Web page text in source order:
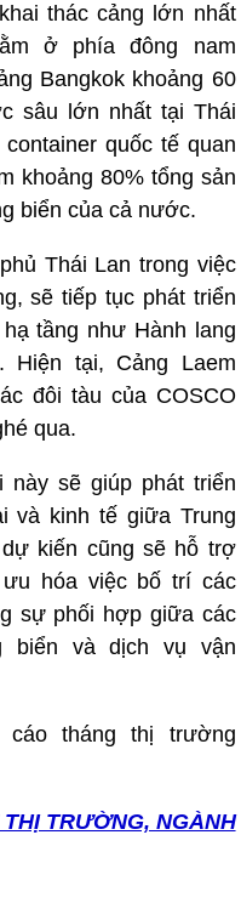
thác cảng lớn nhất
ở phía đông nam
Bangkok khoảng 60
sâu lớn nhất tại Thái
quốc tế quan
khoảng 80% tổng sản
biển của cả nước.
Thái Lan trong việc
sẽ tiếp tục phát triển
tầng như Hành lang
Hiện tại, Cảng Laem
đôi tàu của COSCO
qua.
này sẽ giúp phát triển
và kinh tế giữa Trung
kiến ​​cũng sẽ hỗ trợ
ưu hóa việc bố trí các
sự phối hợp giữa các
biển và dịch vụ vận
cáo tháng thị trường
TRƯỜNG, NGÀNH